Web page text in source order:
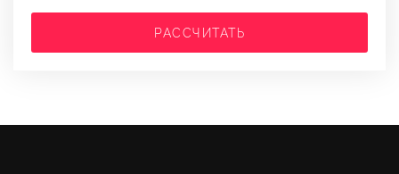
РАССЧИТАТЬ